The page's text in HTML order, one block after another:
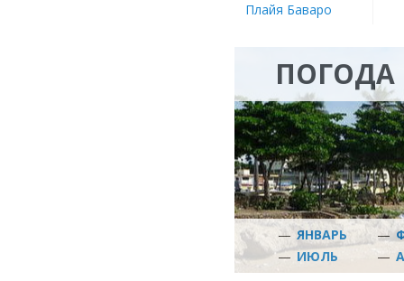
Плайя Баваро
—ЯНВАРЬ —
—ИЮЛЬ —